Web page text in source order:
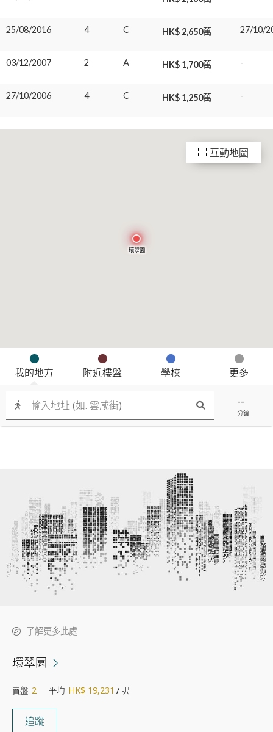
環翠園
--
分鐘
我的地方 附近樓盤 學校 更多
互動地圖
了解更多此處
環翠園
賣盤 2 平均 HK$ 19,231 / 呎
追蹤
25/08/2016 4 C HK$ 2,650萬 27/10/
03/12/2007 2 A HK$ 1,700萬 -
27/10/2006 4 C HK$ 1,250萬 -